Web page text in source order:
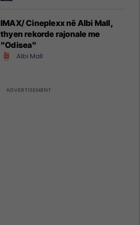
IMAX/ Cineplexx në Albi Mall,
thyen rekorde rajonale me
"Odisea"
Albi Mall